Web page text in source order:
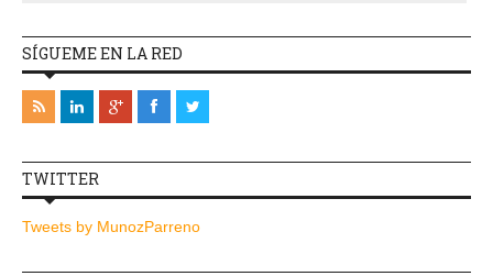
SÍGUEME EN LA RED
TWITTER
Tweets by MunozParreno